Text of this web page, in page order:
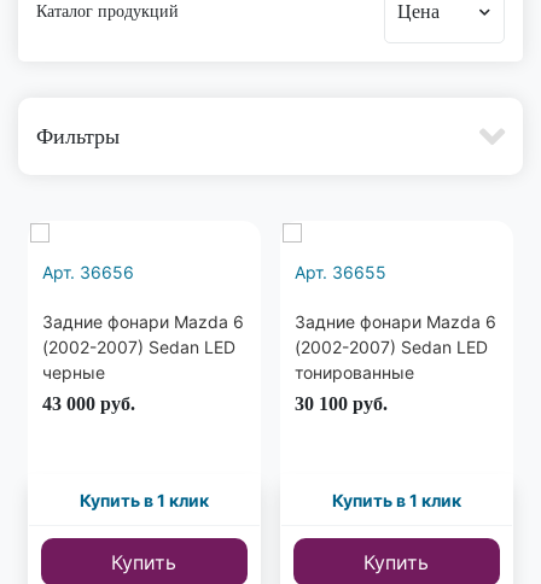
Каталог продукций Цена
Фильтры
Арт. 36656
Задние фонари Mazda 6
(2002-2007) Sedan LED
черные
43 000 руб.
Купить в 1 клик
Купить
Арт. 36655
Задние фонари Mazda 6
(2002-2007) Sedan LED
тонированные
30 100 руб.
Купить в 1 клик
Купить